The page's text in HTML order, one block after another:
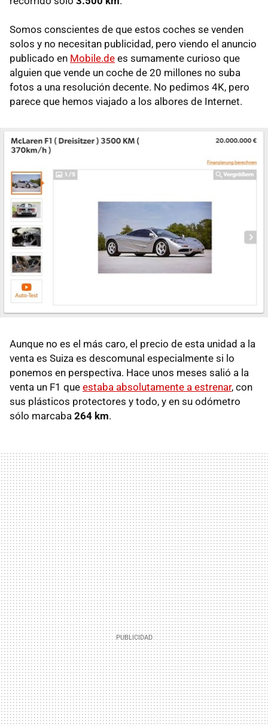
Somos conscientes de que estos coches se venden
solos y no necesitan publicidad, pero viendo el anuncio
publicado en Mobile.de es sumamente curioso que
alguien que vende un coche de 20 millones no suba
fotos a una resolución decente. No pedimos 4K, pero
parece que hemos viajado a los albores de Internet.
Aunque no es el más caro, el precio de esta unidad a la
venta es Suiza es descomunal especialmente si lo
ponemos en perspectiva. Hace unos meses salió a la
venta un F1 que estaba absolutamente a estrenar, con
sus plásticos protectores y todo, y en su odómetro
sólo marcaba 264 km.